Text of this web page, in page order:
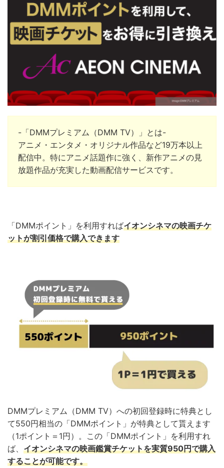
-「DMMプレミアム（DMM TV）」とは-
アニメ・エンタメ・オリジナル作品など19万本以上
配信中。 特にアニメ話題作に強く、新作アニメの見
放題作品が充実した動画配信サービスです。
「DMMポイント」を利用すればイオンシネマの映画チケ
ットが割引価格で購入できます
DMMプレミアム（DMM TV）への初回登録時に特典とし
て550円相当の「DMMポイント」が特典として貰えます
（1ポイント＝1円）。この「DMMポイント」を利用すれ
ば、 イオンシネマの映画鑑賞チケットを実質950円で購入
することが可能です。